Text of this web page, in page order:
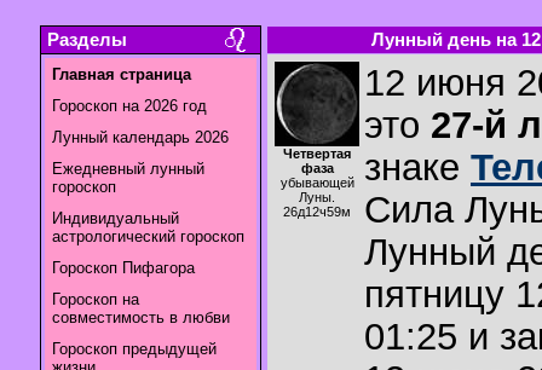
Разделы
Главная страница
Гороскоп на 2026 год
Лунный календарь 2026
Ежедневный лунный
гороскоп
Индивидуальный
астрологический гороскоп
Гороскоп Пифагора
Гороскоп на
совместимость в любви
Гороскоп предыдущей
Лунный день на
Четвертая
фаза
убывающей
Луны.
26д12ч59м
12 июня
это 27-й
знаке
Сила
Лунный
пятницу
01:25 и